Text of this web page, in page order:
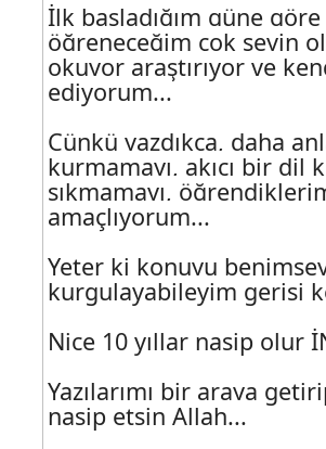
İlk başladığım güne
öğreneceğim çok şeyin
okuyor araştırıyor ve
ediyorum...
Çünkü yazdıkça, daha
kurmamayı, akıcı bir
sıkmamayı,
amaçlıyorum...
Yeter ki konuyu
kurgulayabileyim gerisi
Nice 10 yıllar nasip olur
Yazılarımı bir araya
nasip etsin Allah...